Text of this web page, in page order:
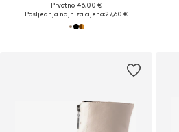
Prvotno: 46,00 €
Posljednja najniža cijena:27,60 €